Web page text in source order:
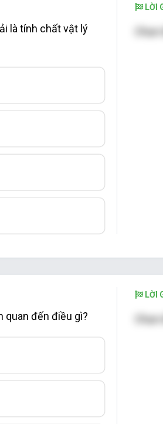
là tính chất vật lý
LỜI
Chọn
quan đến điều gì?
LỜI
Chọn